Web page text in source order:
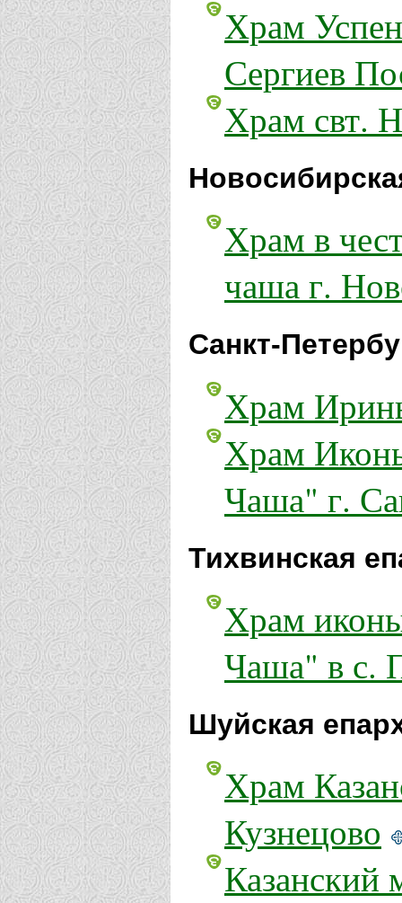
Храм
Сергиев
Храм свт.
Храм в
чаша г.
Санкт-
Храм
Храм
Чаша" г.
Тихвинская
Храм
Чаша" в с.
Шуйская
Храм
Кузнецово
Казанский